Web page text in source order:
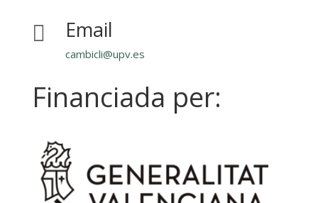
 Email
cambicli@upv.es
Financiada per: